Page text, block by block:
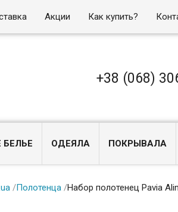
Акции Как купить?
+38 (068)
БЕЛЬЕ ОДЕЯЛА ПОКРЫВАЛА
/Полотенца /Набор полотенец Pavia